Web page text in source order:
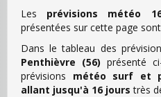
Les prévisions météo
présentées sur cette page
Dans le tableau des
Penthièvre (56) présenté
prévisions météo surf et
allant jusqu'à 16 jours très